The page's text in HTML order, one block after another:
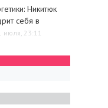
Никитюк
себя в
июля, 23:11